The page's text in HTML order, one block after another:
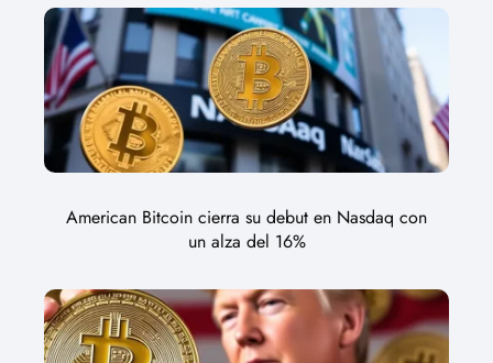
American Bitcoin cierra su debut en Nasdaq con
un alza del 16%